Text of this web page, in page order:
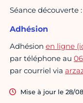
Séance découverte
Adhésion
Adhésion en ligne
par téléphone au
par courriel via
Mise à jour le 28/